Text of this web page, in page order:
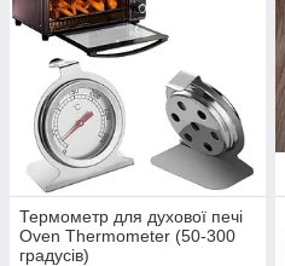
Термометр для духової печі
Oven Thermometer (50-300
градусів)